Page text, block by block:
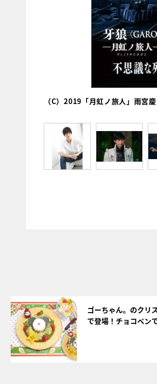
（C）2019「月虹ノ旅人」雨宮
ゴーちゃん。のクリ
で登場！チョコペン